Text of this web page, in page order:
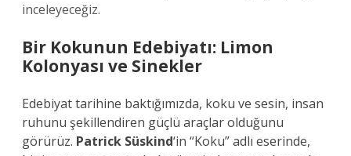
inceleyeceğiz.
Bir Kokunun Edebiyatı: Limon
Kolonyası ve Sinekler
Edebiyat tarihine baktığımızda, koku ve sesin, insan
ruhunu şekillendiren güçlü araçlar olduğunu
görürüz. Patrick Süskind‘in “Koku” adlı eserinde,